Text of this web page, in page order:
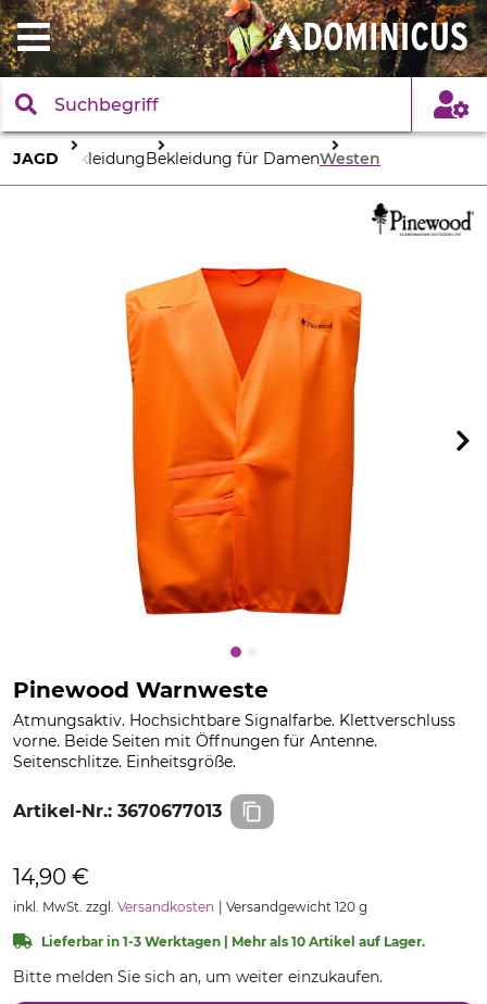
JAGD BekleidungBekleidung für DamenWesten
Pinewood Warnweste
Atmungsaktiv. Hochsichtbare Signalfarbe. Klettverschluss
vorne. Beide Seiten mit Öffnungen für Antenne.
Seitenschlitze. Einheitsgröße.
Artikel-Nr.: 3670677013
14,90 €
inkl. MwSt. zzgl. Versandkosten Versandgewicht 120 g
Lieferbar in 1-3 Werktagen | Mehr als 10 Artikel auf Lager.
Bitte melden Sie sich an, um weiter einzukaufen.